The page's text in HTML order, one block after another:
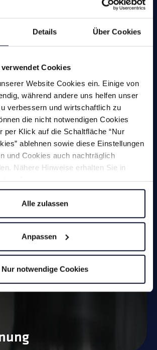
Details Über Cookies
Cookies
Website Cookies ein. Einige von
während andere uns helfen unser
verbessern und wirtschaftlich zu
die nicht notwendigen Cookies
per Klick auf die Schaltfläche “Nur
ablehnen sowie diese Einstellungen
und Cookies auch nachträglich
Nähere Hinweise erhalten Sie in
Alle zulassen
Anpassen
Nur notwendige Cookies
Schleifstifte